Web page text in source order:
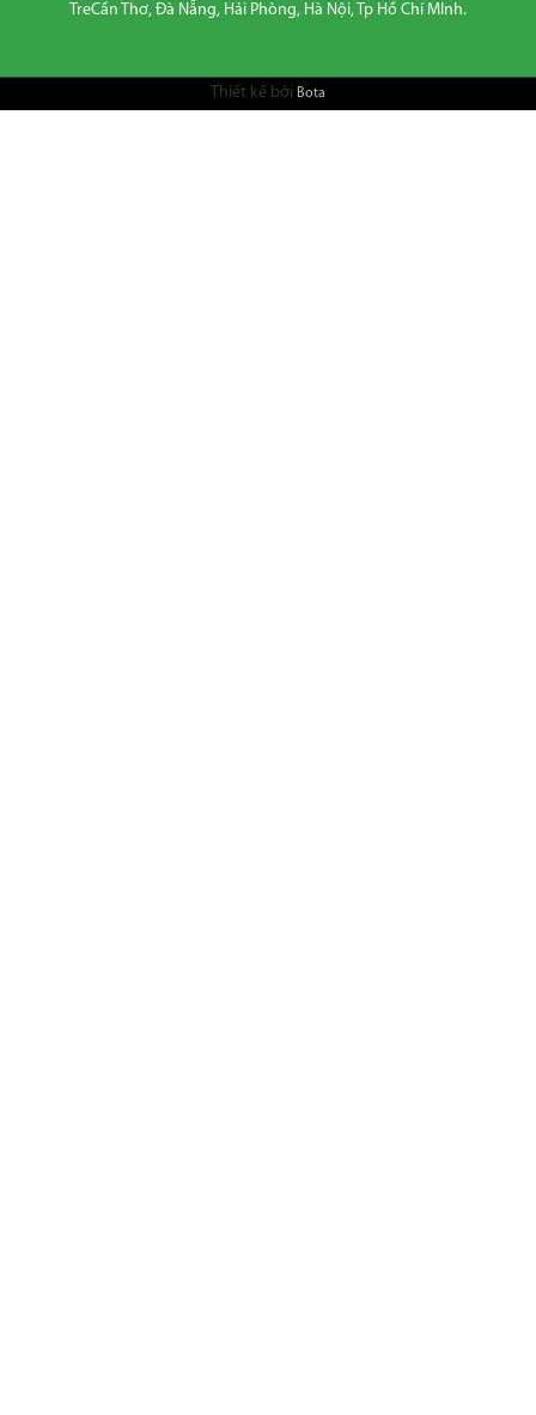
TreCần Thơ, Đà Nẵng, Hải Phòng, Hà Nội, Tp Hồ Chí MInh.
Thiết kế bởi Bota